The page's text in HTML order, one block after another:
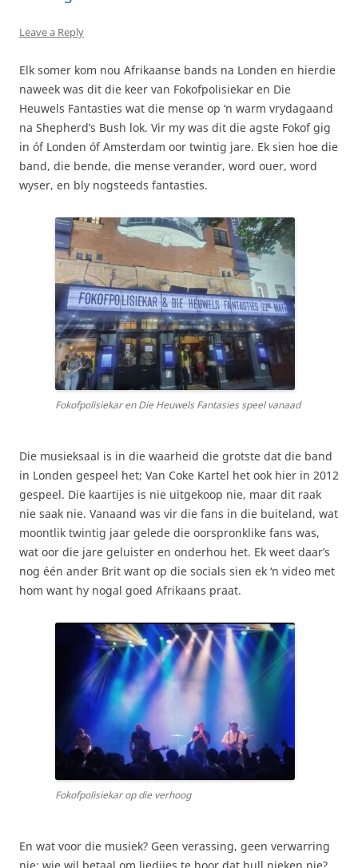
Leave a Reply
Elk somer kom nou Afrikaanse bands na Londen en hierdie
naweek was dit die keer van Fokofpolisiekar en Die
Heuwels Fantasties wat die mense op ‘n warm vrydagaand
na Shepherd’s Bush lok. Vir my was dit die agste Fokof gig
in óf Londen óf Amsterdam oor twintig jare. Ek sien hoe die
band, die bende, die mense verander, word ouer, word
wyser, en bly nogsteeds fantasties.
Fokofpolisiekar en Die Heuwels Fantasies speel vanaad
Die musieksaal is in die waarheid die grotste dat die band
in Londen gespeel het; Van Coke Kartel het ook hier in 2012
gespeel. Die kaartijes is nie uitgekoop nie, maar dit raak
nie saak nie. Vanaand was vir die fans in die buiteland, wat
moontlik twintig jaar gelede die oorspronklike fans was,
wat oor die jare geluister en onderhou het. Ek weet daar’s
nog één ander Brit want op die socials sien ek ‘n video met
hom want hy nogal goed Afrikaans praat.
Fokofpolisiekar op die verhoog
En wat voor die musiek? Geen verassing, geen verwarring